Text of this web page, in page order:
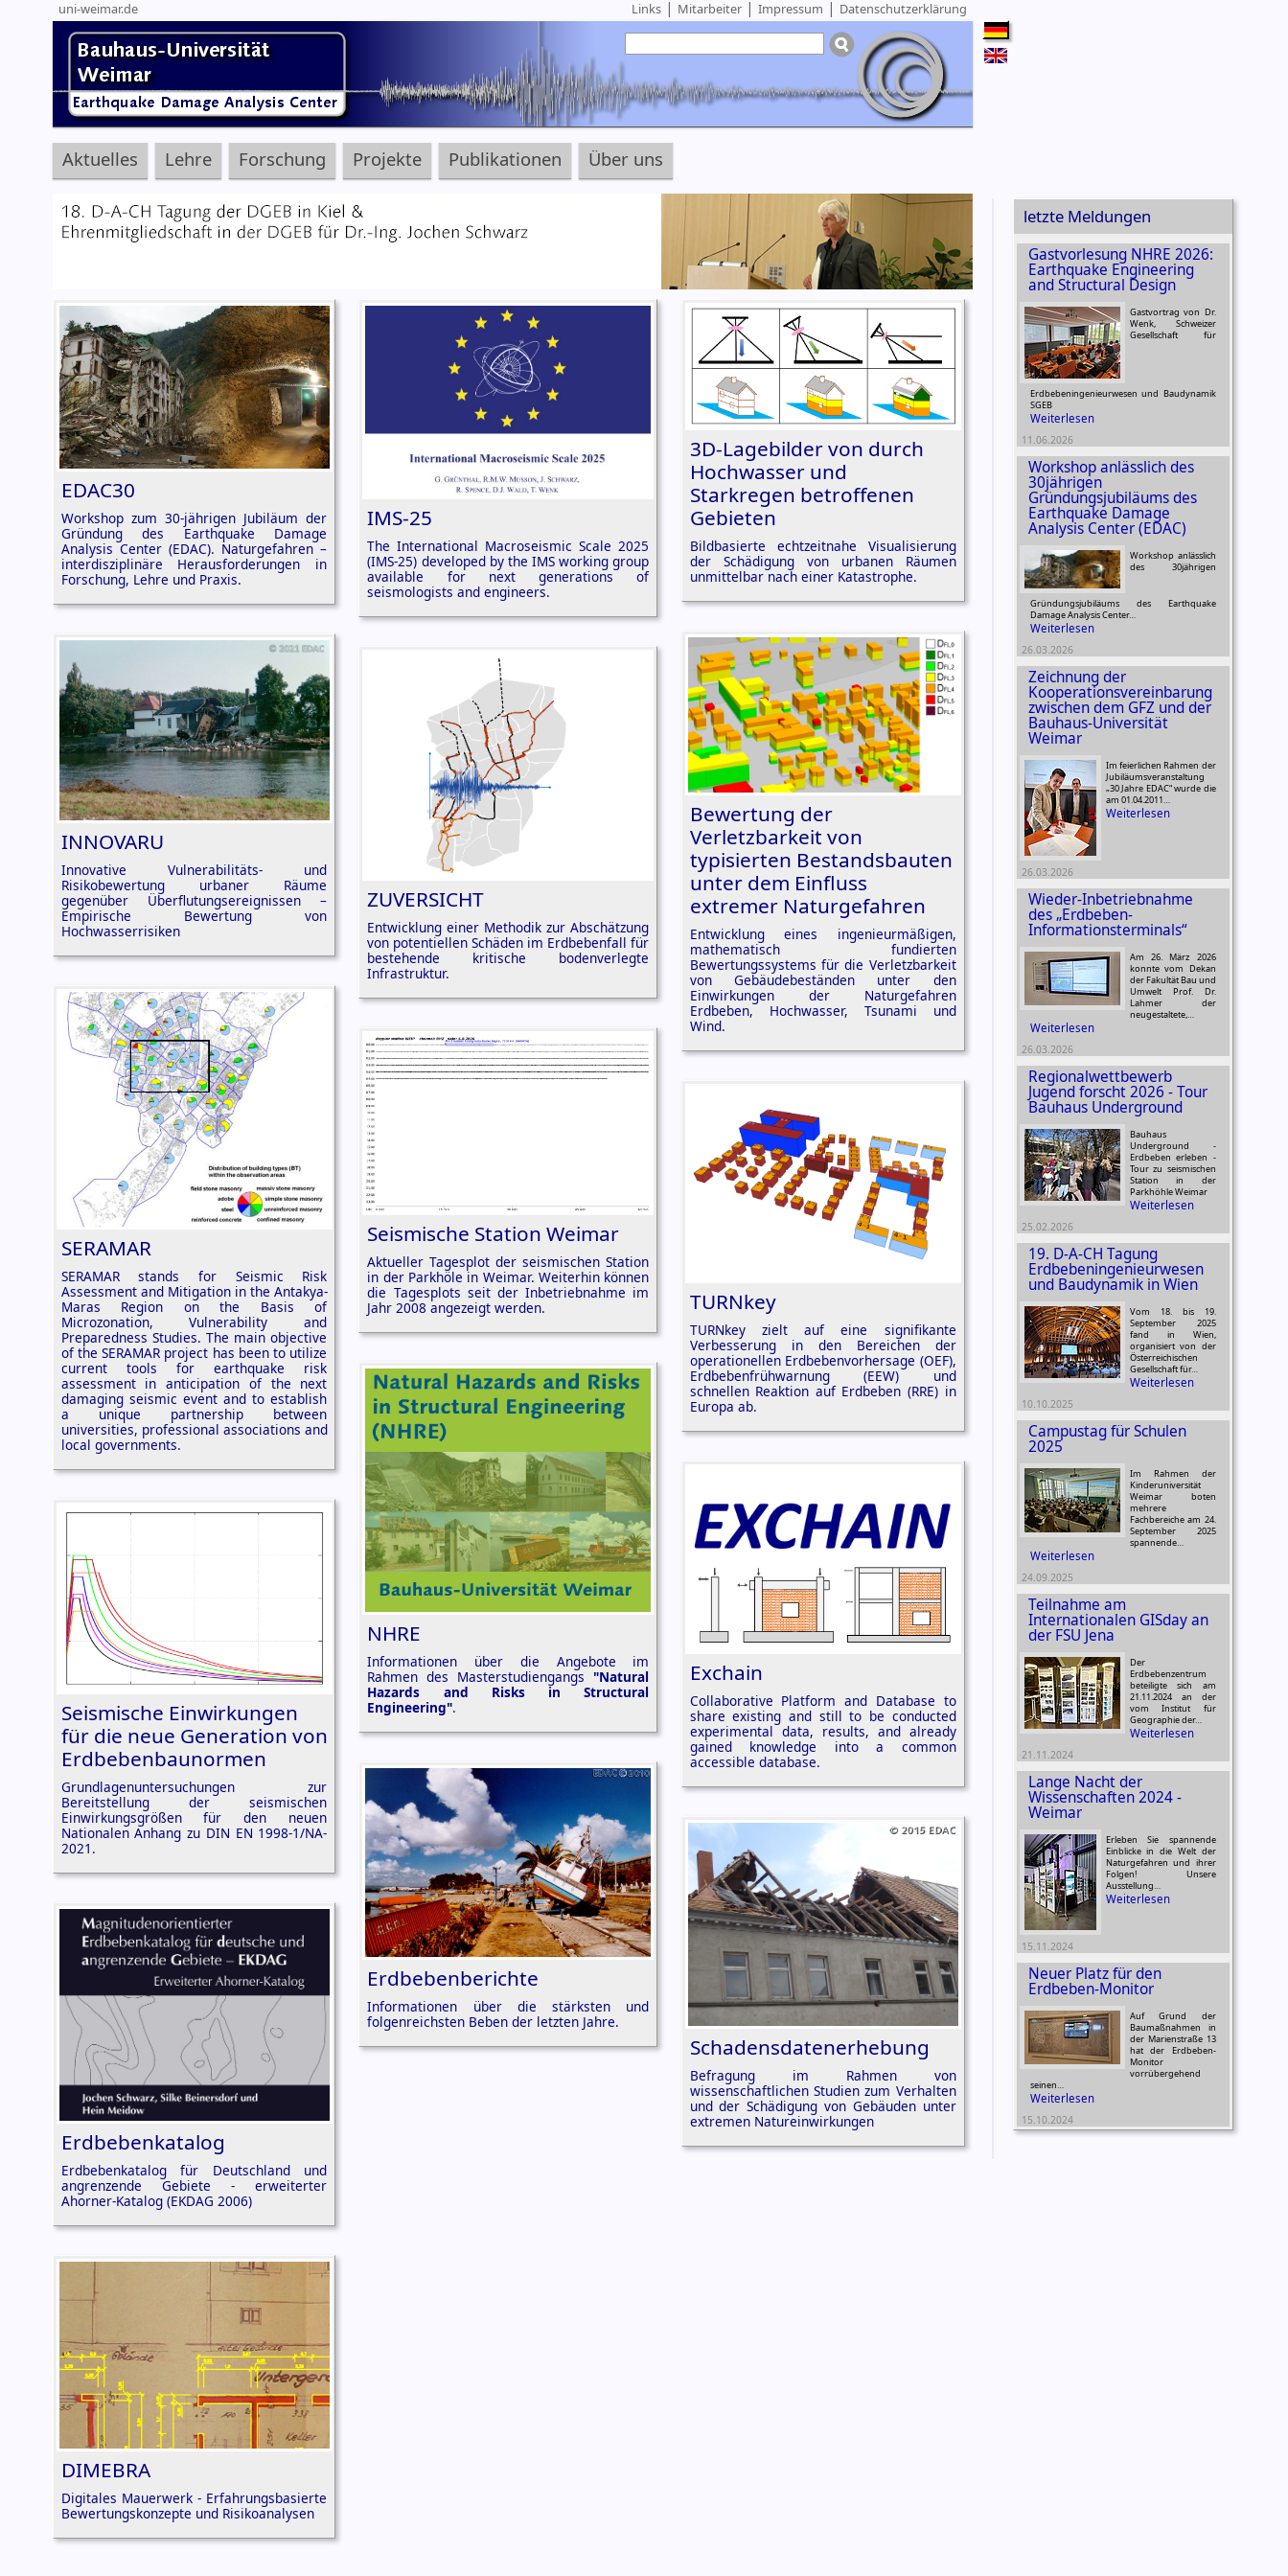
uni-weimar.de Links| Mitarbeiter| Impressum | Datenschutzerklärung
Aktuelles Lehre Forschung Projekte Publikationen Über uns
EDAC30
Workshop zum 30-jährigen Jubiläum der
Gründung des Earthquake Damage
Analysis Center (EDAC). Naturgefahren –
interdisziplinäre Herausforderungen in
Forschung, Lehre und Praxis.
INNOVARU
Innovative Vulnerabilitäts- und
Risikobewertung urbaner Räume
gegenüber Überflutungsereignissen –
Empirische Bewertung von
Hochwasserrisiken
SERAMAR
SERAMAR stands for Seismic Risk
Assessment and Mitigation in the Antakya-
Maras Region on the Basis of
Microzonation, Vulnerability and
Preparedness Studies. The main objective
of the SERAMAR project has been to utilize
current tools for earthquake risk
assessment in anticipation of the next
damaging seismic event and to establish
a unique partnership between
universities, professional associations and
local governments.
Seismische Einwirkungen
für die neue Generation von
Erdbebenbaunormen
Grundlagenuntersuchungen zur
Bereitstellung der seismischen
Einwirkungsgrößen für den neuen
Nationalen Anhang zu DIN EN 1998-1/NA-
2021.
Erdbebenkatalog
Erdbebenkatalog für Deutschland und
angrenzende Gebiete - erweiterter
Ahorner-Katalog (EKDAG 2006)
DIMEBRA
Digitales Mauerwerk - Erfahrungsbasierte
Bewertungskonzepte und Risikoanalysen
IMS-25
The International Macroseismic Scale 2025
(IMS‑25) developed by the IMS working group
available for next generations of
seismologists and engineers.
ZUVERSICHT
Entwicklung einer Methodik zur Abschätzung
von potentiellen Schäden im Erdbebenfall für
bestehende kritische bodenverlegte
Infrastruktur.
Seismische Station Weimar
Aktueller Tagesplot der seismischen Station
in der Parkhöle in Weimar. Weiterhin können
die Tagesplots seit der Inbetriebnahme im
Jahr 2008 angezeigt werden.
NHRE
Informationen über die Angebote im
Rahmen des Masterstudiengangs "Natural
Hazards and Risks in Structural
Engineering".
Erdbebenberichte
Informationen über die stärksten und
folgenreichsten Beben der letzten Jahre.
3D-Lagebilder von durch
Hochwasser und
Starkregen betroffenen
Gebieten
Bildbasierte echtzeitnahe Visualisierung
der Schädigung von urbanen Räumen
unmittelbar nach einer Katastrophe.
Bewertung der
Verletzbarkeit von
typisierten Bestandsbauten
unter dem Einfluss
extremer Naturgefahren
Entwicklung eines ingenieurmäßigen,
mathematisch fundierten
Bewertungssystems für die Verletzbarkeit
von Gebäudebeständen unter den
Einwirkungen der Naturgefahren
Erdbeben, Hochwasser, Tsunami und
Wind.
TURNkey
TURNkey zielt auf eine signifikante
Verbesserung in den Bereichen der
operationellen Erdbebenvorhersage (OEF),
Erdbebenfrühwarnung (EEW) und
schnellen Reaktion auf Erdbeben (RRE) in
Europa ab.
Exchain
Collaborative Platform and Database to
share existing and still to be conducted
experimental data, results, and already
gained knowledge into a common
accessible database.
Schadensdatenerhebung
Befragung im Rahmen von
wissenschaftlichen Studien zum Verhalten
und der Schädigung von Gebäuden unter
extremen Natureinwirkungen
letzte Meldungen
Gastvorlesung NHRE 2026:
Earthquake Engineering
and Structural Design
Gastvortrag von Dr.
Wenk, Schweizer
Gesellschaft für
Erdbebeningenieurwesen und Baudynamik
SGEB
Weiterlesen
11.06.2026
Workshop anlässlich des
30jährigen
Gründungsjubiläums des
Earthquake Damage
Analysis Center (EDAC)
Workshop anlässlich
des 30jährigen
Gründungsjubiläums des Earthquake
Damage Analysis Center…
Weiterlesen
26.03.2026
Zeichnung der
Kooperationsvereinbarung
zwischen dem GFZ und der
Bauhaus-Universität
Weimar
Im feierlichen Rahmen der
Jubiläumsveranstaltung
„30 Jahre EDAC“ wurde die
am 01.04.2011…
Weiterlesen
26.03.2026
Wieder-Inbetriebnahme
des „Erdbeben-
Informationsterminals“
Am 26. März 2026
konnte vom Dekan
der Fakultät Bau und
Umwelt Prof. Dr.
Lahmer der
neugestaltete,…
Weiterlesen
26.03.2026
Regionalwettbewerb
Jugend forscht 2026 - Tour
Bauhaus Underground
Bauhaus
Underground -
Erdbeben erleben -
Tour zu seismischen
Station in der
Parkhöhle Weimar
Weiterlesen
25.02.2026
19. D-A-CH Tagung
Erdbebeningenieurwesen
und Baudynamik in Wien
Vom 18. bis 19.
September 2025
fand in Wien,
organisiert von der
Österreichischen
Gesellschaft für…
Weiterlesen
10.10.2025
Campustag für Schulen
2025
Im Rahmen der
Kinderuniversität
Weimar boten
mehrere
Fachbereiche am 24.
September 2025
spannende…
Weiterlesen
24.09.2025
Teilnahme am
Internationalen GISday an
der FSU Jena
Der
Erdbebenzentrum
beteiligte sich am
21.11.2024 an der
vom Institut für
Geographie der…
Weiterlesen
21.11.2024
Lange Nacht der
Wissenschaften 2024 -
Weimar
Erleben Sie spannende
Einblicke in die Welt der
Naturgefahren und ihrer
Folgen! Unsere
Ausstellung…
Weiterlesen
15.11.2024
Neuer Platz für den
Erdbeben-Monitor
Auf Grund der
Baumaßnahmen in
der Marienstraße 13
hat der Erdbeben-
Monitor
vorrübergehend
seinen…
Weiterlesen
15.10.2024